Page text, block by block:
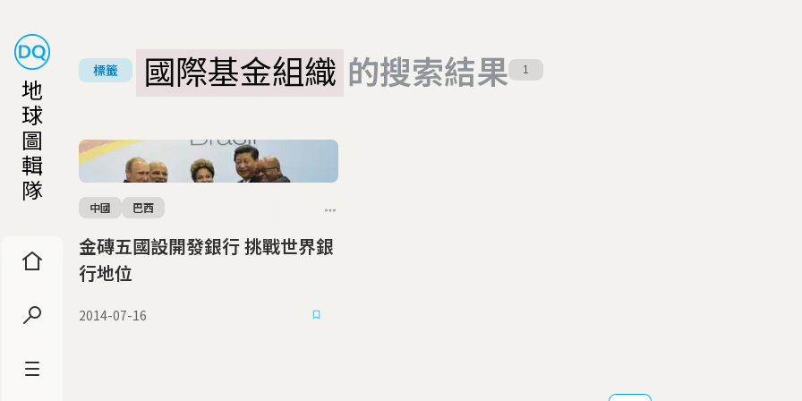
地
球
圖
輯
隊
標籤 國際基金組織 的搜索結果 1
金磚五國設開發銀行 挑戰世界銀
行地位
中國 巴西
2014-07-16